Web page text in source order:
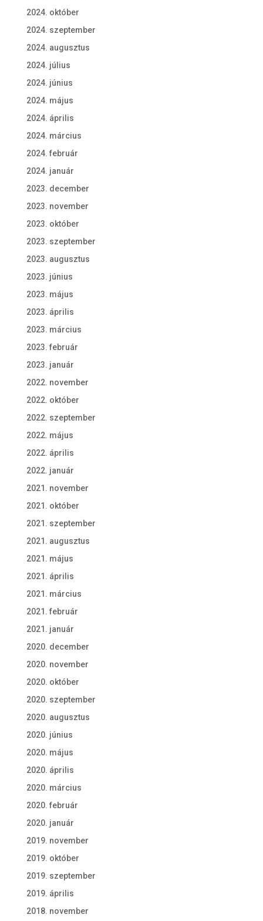
2024. október
2024. szeptember
2024. augusztus
2024. július
2024. június
2024. május
2024. április
2024. március
2024. február
2024. január
2023. december
2023. november
2023. október
2023. szeptember
2023. augusztus
2023. június
2023. május
2023. április
2023. március
2023. február
2023. január
2022. november
2022. október
2022. szeptember
2022. május
2022. április
2022. január
2021. november
2021. október
2021. szeptember
2021. augusztus
2021. május
2021. április
2021. március
2021. február
2021. január
2020. december
2020. november
2020. október
2020. szeptember
2020. augusztus
2020. június
2020. május
2020. április
2020. március
2020. február
2020. január
2019. november
2019. október
2019. szeptember
2019. április
2018. november